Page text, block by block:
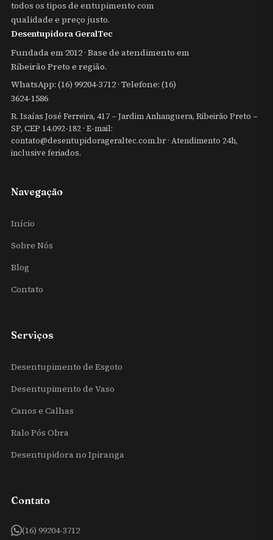
todos os tipos de entupimento com
qualidade e preço justo.
Desentupidora GeralTec
Fundada em 2012 · Base de atendimento em
Ribeirão Preto e região.
WhatsApp: (16) 99204-3712· Telefone: (16)
3624-1586
R. Isaías José Ferreira, 417 – Jardim Anhanguera, Ribeirão Preto –
SP, CEP 14.092-182 · E-mail:
contato@desentupidorageraltec.com.br· Atendimento 24h,
inclusive feriados.
Navegação
Início
Sobre Nós
Blog
Contato
Serviços
Desentupimento de Esgoto
Desentupimento de Vaso
Canos e Calhas
Ralo Pós Obra
Desentupidora no Ipiranga
Contato
(16) 99204-3712